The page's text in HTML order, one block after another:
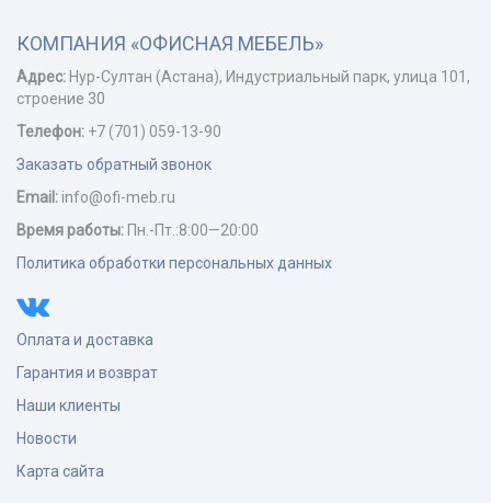
КОМПАНИЯ «ОФИСНАЯ МЕБЕЛЬ»
Адрес: Нур-Cултан (Астана), Индустриальный парк, улица 101,
строение 30
Телефон: +7 (701) 059-13-90
Заказать обратный звонок
Email:info@ofi-meb.ru
Время работы: Пн.-Пт.:8:00—20:00
Политика обработки персональных данных
Оплата и доставка
Гарантия и возврат
Наши клиенты
Новости
Карта сайта